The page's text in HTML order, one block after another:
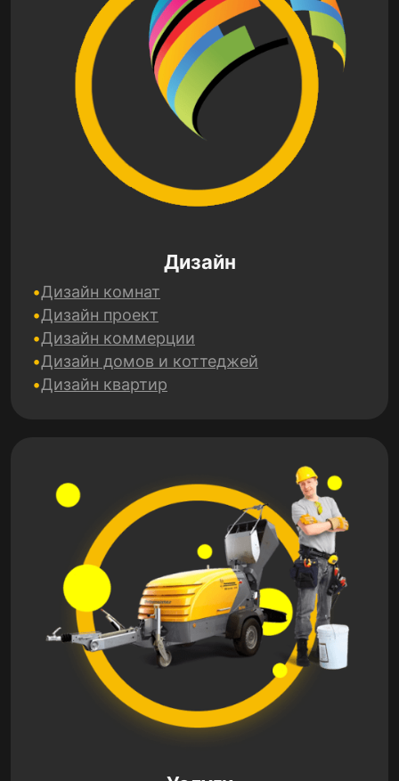
Дизайн
Дизайн комнат
Дизайн проект
Дизайн коммерции
Дизайн домов и коттеджей
Дизайн квартир